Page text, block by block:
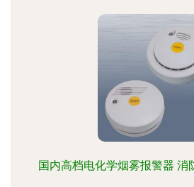
国内高档电化学烟雾报警器 消